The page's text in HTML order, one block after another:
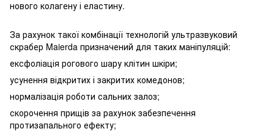
нового колагену і еластину.
За рахунок такої комбінації технологій ультразвуковий
скрабер Maierda призначений для таких маніпуляцій:
ексфоліація рогового шару клітин шкіри;
усунення відкритих і закритих комедонов;
нормалізація роботи сальних залоз;
скорочення прищів за рахунок забезпечення
протизапального ефекту;